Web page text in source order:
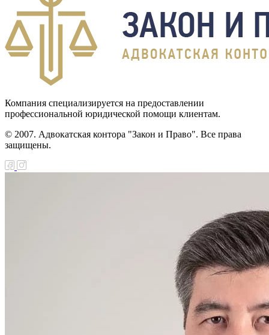
Компания специализируется на предоставлении
профессиональной юридической помощи клиентам.
© 2007. Адвокатская контора "Закон и Право". Все права
защищены.